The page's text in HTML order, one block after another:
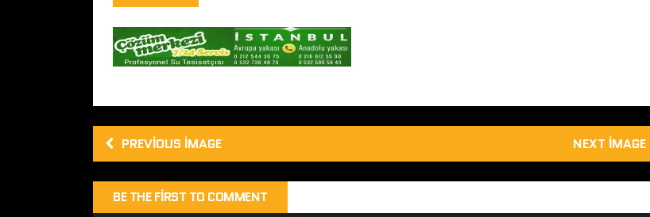
PREVIOUS IMAGE NEXT IMAGE
BE THE FIRST TO COMMENT